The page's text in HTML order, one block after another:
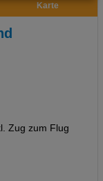
Karte
Zug zum Flug